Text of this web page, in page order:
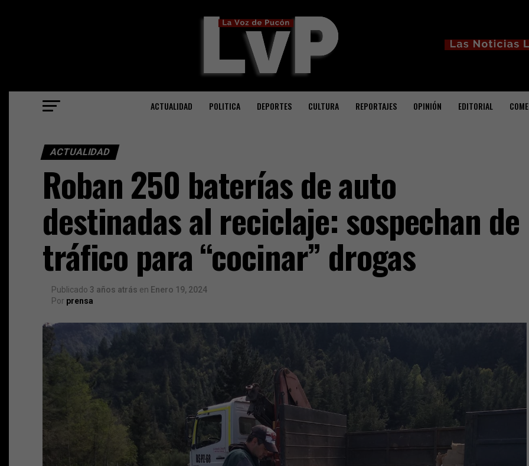
ACTUALIDAD POLITICA DEPORTES CULTURA REPORTAJES OPINIÓN EDITORIAL
ACTUALIDAD
Roban 250 baterías de auto
destinadas al reciclaje: sospechan de
tráfico para “cocinar” drogas
Publicado 3 años atrás en Enero 19, 2024
Por prensa